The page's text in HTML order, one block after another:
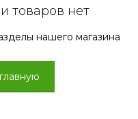
товаров нет
нашего магазина